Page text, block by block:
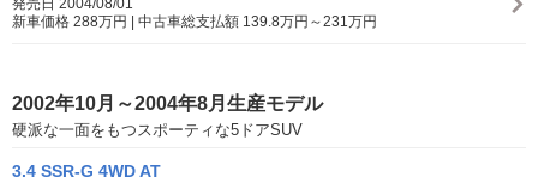
新車価格 288万円 | 中古車総支払額 139.8万円～231万円
2002年10月～2004年8月生産モデル
硬派な一面をもつスポーティな5ドアSUV
3.4 SSR-G 4WD AT